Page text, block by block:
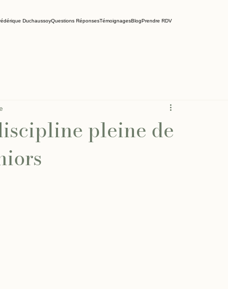
DuchaussoyQuestions RéponsesTémoignagesBlogPrendre RDV
pleine de